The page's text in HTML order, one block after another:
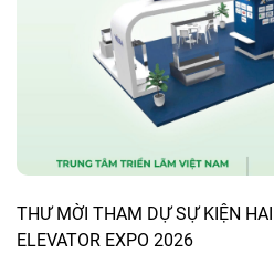
THƯ MỜI THAM DỰ SỰ KIỆN
ELEVATOR EXPO 2026